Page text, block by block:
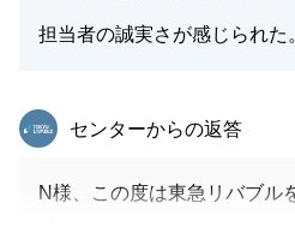
担当者の誠実さが感じられた
東急リバブル
センターからの返答
N様、この度は東急リバブル